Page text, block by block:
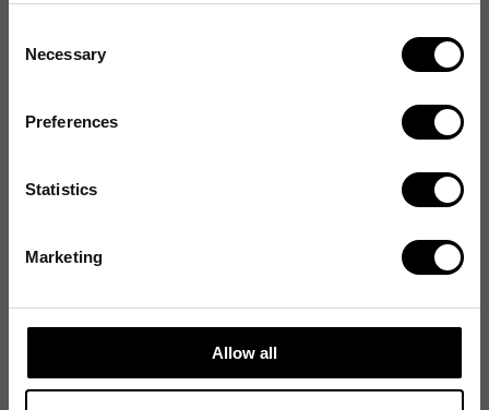
Selection
Necessary
Preferences
Statistics
Marketing
Allow all
Färg Röd
Antal fack